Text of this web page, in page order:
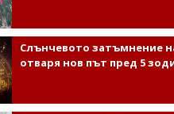
Слънчевото затъмнение
отваря нов път пред 5